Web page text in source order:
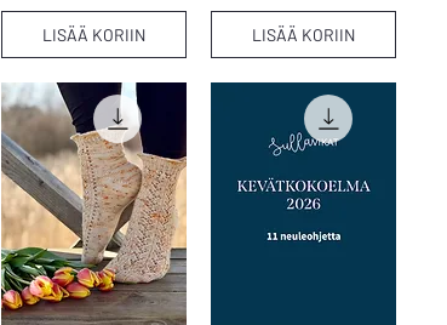
LISÄÄ KORIIN LISÄÄ KORIIN